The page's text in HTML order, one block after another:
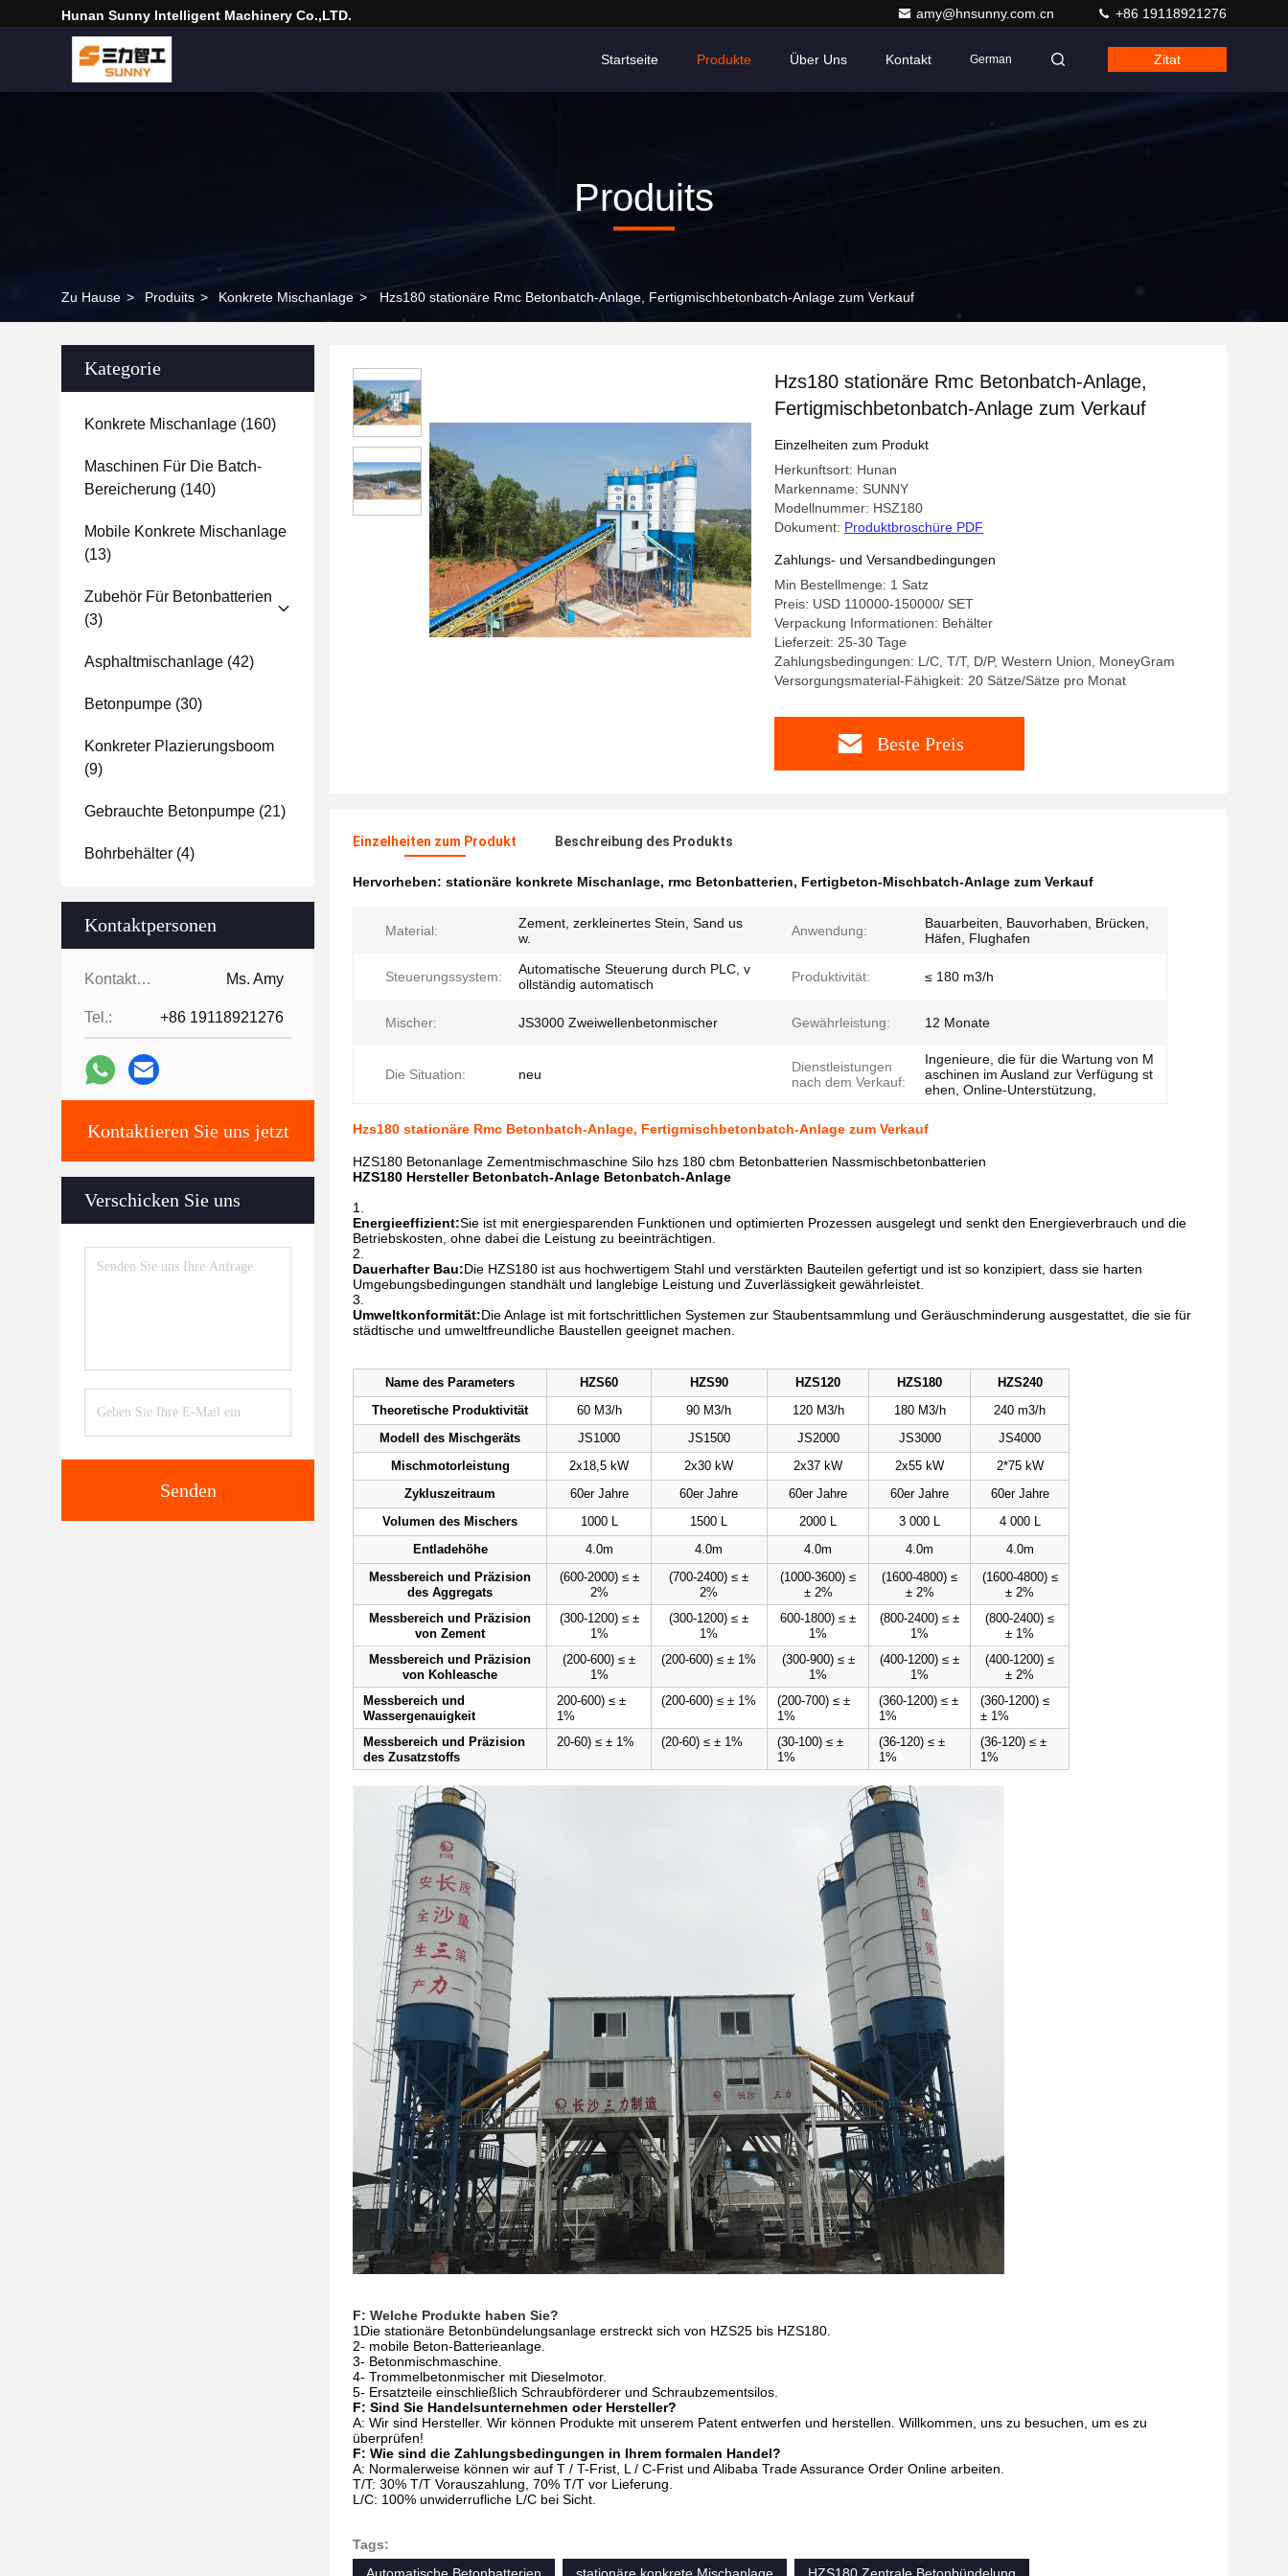
Hunan Sunny Intelligent Machinery Co.,LTD. amy@hnsunny.com.cn +86 19118921276
Startseite Produkte Über Uns Kontakt German Zitat
Produits
Zu Hause > Produits > Konkrete Mischanlage > Hzs180 stationäre Rmc Betonbatch-Anlage, Fertigmischbetonbatch-Anlage zum Verkauf
Kategorie
Konkrete Mischanlage (160)
Maschinen Für Die Batch-
Bereicherung (140)
Mobile Konkrete Mischanlage
(13)
Zubehör Für Betonbatterien
(3)
Asphaltmischanlage (42)
Betonpumpe (30)
Konkreter Plazierungsboom
(9)
Gebrauchte Betonpumpe (21)
Bohrbehälter (4)
Kontaktpersonen
Kontaktpersonen: Ms. Amy
Tel.: +86 19118921276
Kontaktieren Sie uns jetzt
Verschicken Sie uns
Senden
Hzs180 stationäre Rmc Betonbatch-Anlage,
Fertigmischbetonbatch-Anlage zum Verkauf
Einzelheiten zum Produkt
Herkunftsort: Hunan
Markenname: SUNNY
Modellnummer: HSZ180
Dokument: Produktbroschüre PDF
Zahlungs- und Versandbedingungen
Min Bestellmenge: 1 Satz
Preis: USD 110000-150000/ SET
Verpackung Informationen: Behälter
Lieferzeit: 25-30 Tage
Zahlungsbedingungen: L/C, T/T, D/P, Western Union, MoneyGram
Versorgungsmaterial-Fähigkeit: 20 Sätze/Sätze pro Monat
Beste Preis
Einzelheiten zum Produkt Beschreibung des Produkts
Hervorheben: stationäre konkrete Mischanlage, rmc Betonbatterien, Fertigbeton-Mischbatch-Anlage zum Verkauf
Material:
Zement, zerkleinertes Stein, Sand us
w.
Anwendung:
Bauarbeiten, Bauvorhaben, Brücken,
Häfen, Flughafen
Steuerungssystem:
Automatische Steuerung durch PLC, v
ollständig automatisch
Produktivität: ≤ 180 m3/h
Mischer: JS3000 Zweiwellenbetonmischer Gewährleistung: 12 Monate
Die Situation: neu
Dienstleistungen
nach dem Verkauf:
Ingenieure, die für die Wartung von M
aschinen im Ausland zur Verfügung st
ehen, Online-Unterstützung,
Hzs180 stationäre Rmc Betonbatch-Anlage, Fertigmischbetonbatch-Anlage zum Verkauf
HZS180 Betonanlage Zementmischmaschine Silo hzs 180 cbm Betonbatterien Nassmischbetonbatterien
HZS180 Hersteller Betonbatch-Anlage Betonbatch-Anlage
Energieeffizient:Sie ist mit energiesparenden Funktionen und optimierten Prozessen ausgelegt und senkt den Energieverbrauch und die
Betriebskosten, ohne dabei die Leistung zu beeinträchtigen.
Dauerhafter Bau:Die HZS180 ist aus hochwertigem Stahl und verstärkten Bauteilen gefertigt und ist so konzipiert, dass sie harten
Umgebungsbedingungen standhält und langlebige Leistung und Zuverlässigkeit gewährleistet.
Umweltkonformität:Die Anlage ist mit fortschrittlichen Systemen zur Staubentsammlung und Geräuschminderung ausgestattet, die sie für
städtische und umweltfreundliche Baustellen geeignet machen.
Name des Parameters HZS60 HZS90 HZS120 HZS180
HZS240
Theoretische Produktivität
60 M3/h 90 M3/h 120 M3/h 180 M3/h
240 m3/h
Modell des Mischgeräts
JS1000 JS1500 JS2000 JS3000
JS4000
Mischmotorleistung
2x18,5 kW 2x30 kW 2x37 kW 2x55 kW
2*75 kW
Zykluszeitraum
60er Jahre 60er Jahre 60er Jahre 60er Jahre
60er Jahre
Volumen des Mischers
1000 L 1500 L 2000 L 3 000 L
4 000 L
Entladehöhe
4.0m 4.0m 4.0m 4.0m
4.0m
Messbereich und Präzision
des Aggregats
(600-2000) ≤ ±
2%
(700-2400) ≤ ±
2%
(1000-3600) ≤
± 2%
(1600-4800) ≤
± 2%
(1600-4800) ≤
± 2%
Messbereich und Präzision
von Zement
(300-1200) ≤ ±
1%
(300-1200) ≤ ±
1%
600-1800) ≤ ±
1%
(800-2400) ≤ ±
1%
(800-2400) ≤
± 1%
Messbereich und Präzision
von Kohleasche
(200-600) ≤ ±
1%
(200-600) ≤ ± 1%
(300-900) ≤ ±
1%
(400-1200) ≤ ±
1%
(400-1200) ≤
± 2%
Messbereich und
Wassergenauigkeit
200-600) ≤ ±
1%
(200-600) ≤ ± 1%
(200-700) ≤ ±
1%
(360-1200) ≤ ±
1%
(360-1200) ≤
± 1%
Messbereich und Präzision
des Zusatzstoffs
20-60) ≤ ± 1% (20-60) ≤ ± 1%
(30-100) ≤ ±
1%
(36-120) ≤ ±
1%
(36-120) ≤ ±
1%
F: Welche Produkte haben Sie?
1Die stationäre Betonbündelungsanlage erstreckt sich von HZS25 bis HZS180.
2- mobile Beton-Batterieanlage.
3- Betonmischmaschine.
4- Trommelbetonmischer mit Dieselmotor.
5- Ersatzteile einschließlich Schraubförderer und Schraubzementsilos.
F: Sind Sie Handelsunternehmen oder Hersteller?
A: Wir sind Hersteller. Wir können Produkte mit unserem Patent entwerfen und herstellen. Willkommen, uns zu besuchen, um es zu
überprüfen!
F: Wie sind die Zahlungsbedingungen in Ihrem formalen Handel?
A: Normalerweise können wir auf T / T-Frist, L / C-Frist und Alibaba Trade Assurance Order Online arbeiten.
T/T: 30% T/T Vorauszahlung, 70% T/T vor Lieferung.
L/C: 100% unwiderrufliche L/C bei Sicht.
Tags: